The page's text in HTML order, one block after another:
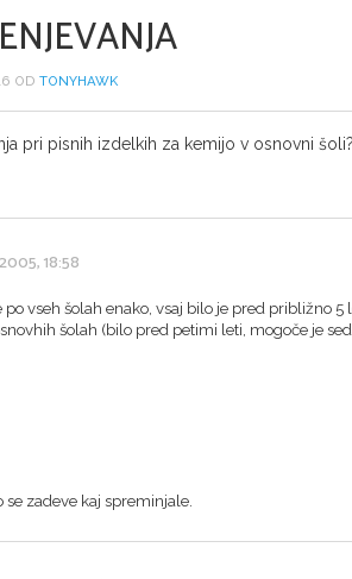
OD TONYHAWK
pri pisnih izdelkih za kemijo v osnovni šoli?
18:58
po vseh šolah enako, vsaj bilo je pred približno 5
šolah (bilo pred petimi leti, mogoče je
se zadeve kaj spreminjale.